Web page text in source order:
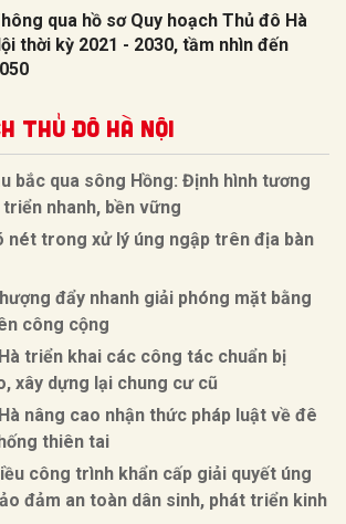
qua hồ sơ Quy hoạch Thủ đô Hà
thời kỳ 2021 - 2030, tầm nhìn đến
THỦ ĐÔ HÀ NỘI
bắc qua sông Hồng: Định hình tương
nhanh, bền vững
nét trong xử lý úng ngập trên địa bàn
đẩy nhanh giải phóng mặt bằng
công cộng
triển khai các công tác chuẩn bị
xây dựng lại chung cư cũ
nâng cao nhận thức pháp luật về đê
thiên tai
công trình khẩn cấp giải quyết úng
đảm an toàn dân sinh, phát triển kinh